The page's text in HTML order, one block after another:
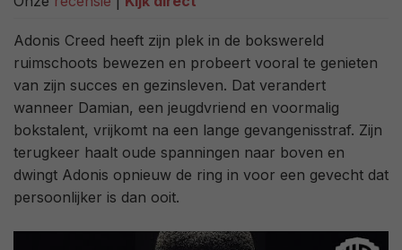
Adonis Creed heeft zijn plek in de bokswereld
ruimschoots bewezen en probeert vooral te genieten
van zijn succes en gezinsleven. Dat verandert
wanneer Damian, een jeugdvriend en voormalig
bokstalent, vrijkomt na een lange gevangenisstraf. Zijn
terugkeer haalt oude spanningen naar boven en
dwingt Adonis opnieuw de ring in voor een gevecht dat
persoonlijker is dan ooit.